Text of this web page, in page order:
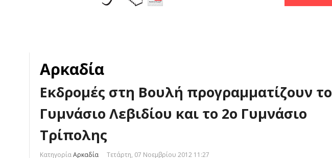
Αρκαδία
Εκδρομές στη Βουλή προγραμματίζουν το
Γυμνάσιο Λεβιδίου και το 2ο Γυμνάσιο
Τρίπολης
ΚατηγορίαΑρκαδία Τετάρτη, 07 Νοεμβρίου 2012 11:27